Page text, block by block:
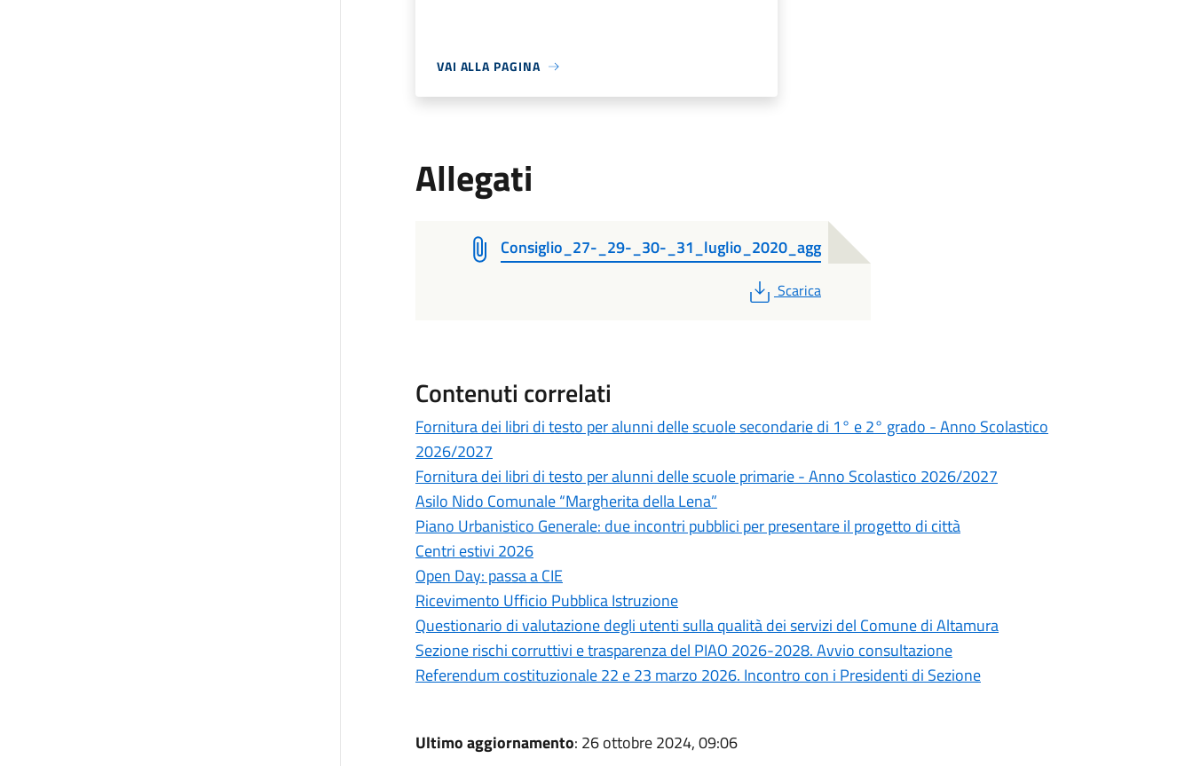
VAI ALLA PAGINA
Allegati
Consiglio_27-_29-_30-_31_luglio_2020_agg
PDF
Scarica
Contenuti correlati
Fornitura dei libri di testo per alunni delle scuole secondarie di 1° e 2° grado - Anno Scolastico
2026/2027
Fornitura dei libri di testo per alunni delle scuole primarie - Anno Scolastico 2026/2027
Asilo Nido Comunale “Margherita della Lena”
Piano Urbanistico Generale: due incontri pubblici per presentare il progetto di città
Centri estivi 2026
Open Day: passa a CIE
Ricevimento Ufficio Pubblica Istruzione
Questionario di valutazione degli utenti sulla qualità dei servizi del Comune di Altamura
Sezione rischi corruttivi e trasparenza del PIAO 2026-2028. Avvio consultazione
Referendum costituzionale 22 e 23 marzo 2026. Incontro con i Presidenti di Sezione
Ultimo aggiornamento: 26 ottobre 2024, 09:06